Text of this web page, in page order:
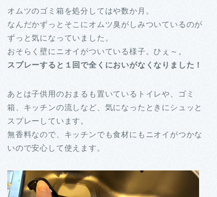
オムツのゴミ箱を処分してはや数か月。
なんだかずっとそこにオムツ臭がしみついているのが
ずっと気になっていました。
おそらく壁にニオイがついている様子。ひぇ～。
スプレーすると１回で全くにおいがなくなりました！
あとは子供用のおまるも置いているトイレや、ゴミ
箱、キッチンの流しなど、気になったときにシュッと
スプレーしています。
無香料なので、キッチンでも食材にもニオイがつかな
いので安心して使えます。